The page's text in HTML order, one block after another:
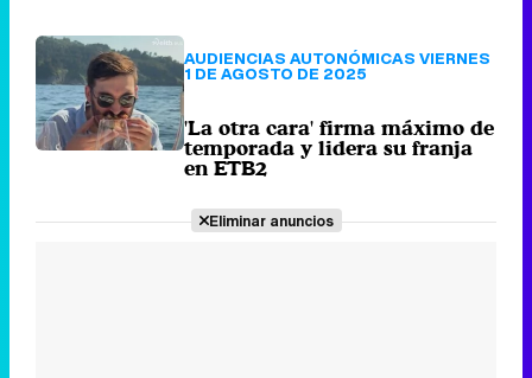
Eliminar anuncios